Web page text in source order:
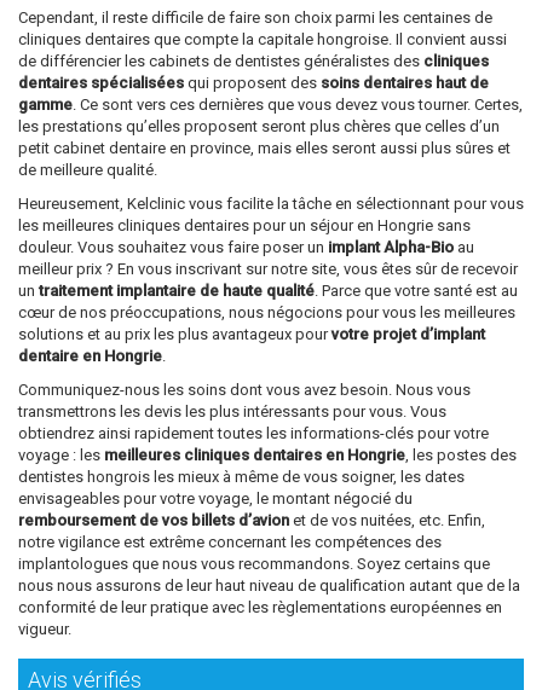
Cependant, il reste difficile de faire son choix parmi les centaines de
cliniques dentaires que compte la capitale hongroise. Il convient aussi
de différencier les cabinets de dentistes généralistes des cliniques
dentaires spécialisées qui proposent des soins dentaires haut de
gamme. Ce sont vers ces dernières que vous devez vous tourner. Certes,
les prestations qu’elles proposent seront plus chères que celles d’un
petit cabinet dentaire en province, mais elles seront aussi plus sûres et
de meilleure qualité.
Heureusement, Kelclinic vous facilite la tâche en sélectionnant pour vous
les meilleures cliniques dentaires pour un séjour en Hongrie sans
douleur. Vous souhaitez vous faire poser un implant Alpha-Bio au
meilleur prix ? En vous inscrivant sur notre site, vous êtes sûr de recevoir
untraitement implantaire de haute qualité. Parce que votre santé est au
cœur de nos préoccupations, nous négocions pour vous les meilleures
solutions et au prix les plus avantageux pourvotre projet d’implant
dentaire en Hongrie.
Communiquez-nous les soins dont vous avez besoin. Nous vous
transmettrons les devis les plus intéressants pour vous. Vous
obtiendrez ainsi rapidement toutes les informations-clés pour votre
voyage : les meilleures cliniques dentaires en Hongrie, les postes des
dentistes hongrois les mieux à même de vous soigner, les dates
envisageables pour votre voyage, le montant négocié du
remboursement de vos billets d’avion et de vos nuitées, etc. Enfin,
notre vigilance est extrême concernant les compétences des
implantologues que nous vous recommandons. Soyez certains que
nous nous assurons de leur haut niveau de qualification autant que de la
conformité de leur pratique avec les règlementations européennes en
vigueur.
Avis vérifiés